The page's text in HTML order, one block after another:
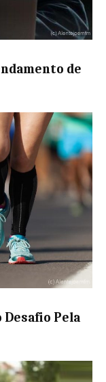
de
Desafio Pela